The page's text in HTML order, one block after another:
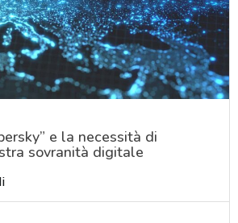
e la necessità di
sovranità digitale